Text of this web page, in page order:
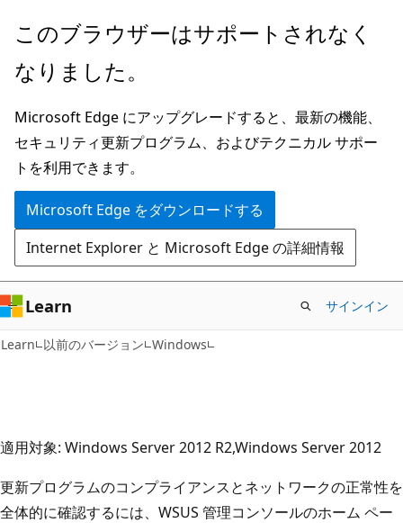
メ
ン
ン
テ
ン
ツ
に
ス
キ
ッ
プ
このブラウザーはサポートされなく
なりました。
Microsoft Edge にアップグレードすると、最新の機能、
セキュリティ更新プログラム、およびテクニカル サポー
トを利用できます。
Microsoft Edge をダウンロードする
Internet Explorer と Microsoft Edge の詳細情報
Learn サインイン
Learn 以前のバージョン Windows
適用対象: Windows Server 2012 R2,Windows Server 2012
更新プログラムのコンプライアンスとネットワークの正常性を
全体的に確認するには、WSUS 管理コンソールのホーム ペー